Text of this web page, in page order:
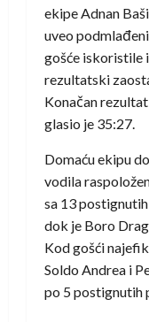
ekipe Adnan
uveo
gošće iskoristile
rezultatski
Konačan
glasio je 35:27.
Domaću ekipu
vodila
sa 13
dok je Boro
Kod gošći
Soldo Andrea i
po 5 postignutih